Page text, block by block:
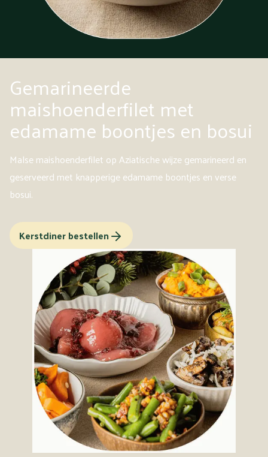
Gemarineerde
maishoenderfilet met
edamame boontjes en bosui
Malse maishoenderfilet op Aziatische wijze gemarineerd en
geserveerd met knapperige edamame boontjes en verse
bosui.
Kerstdiner bestellen